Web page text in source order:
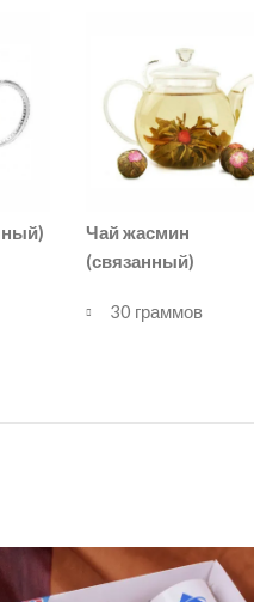
Чай жасмин
(связанный)
30 граммов